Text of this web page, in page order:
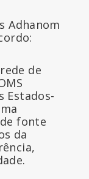
Adhanom
de
Estados-
fonte
da